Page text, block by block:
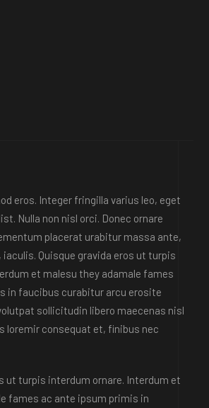
eros. Integer fringilla varius leo, eget
Nulla non nisl orci. Donec ornare
placerat urabitur massa ante,
Quisque gravida eros ut turpis
et malesu they adamale fames
in faucibus curabitur arcu erosite
sollicitudin libero maecenas nisl
loremir consequat et, finibus nec
ut turpis interdum ornare. Interdum et
fames ac ante ipsum primis in